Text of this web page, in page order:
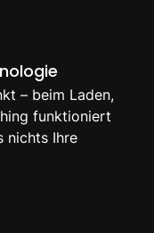
– beim Laden,
funktioniert
nichts Ihre